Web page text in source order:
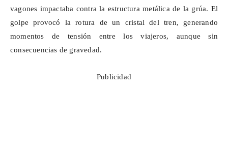
vagones impactaba contra la estructura metálica de la grúa. El
golpe provocó la rotura de un cristal del tren, generando
momentos de tensión entre los viajeros, aunque sin
consecuencias de gravedad.
Publicidad